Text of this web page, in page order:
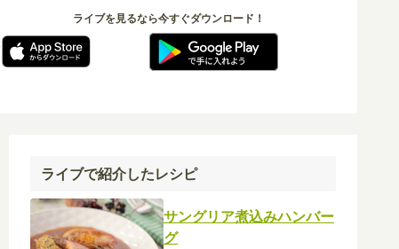
ライブを見るなら今すぐダウンロード！
ライブで紹介したレシピ
サングリア煮込みハンバー
グ